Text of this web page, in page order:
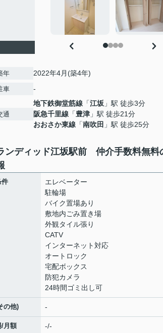
年 2022年4月(築4年)
車 -
通
地下鉄御堂筋線 「江坂 」駅 徒歩3分
阪急千里線 「豊津 」駅 徒歩21分
おおさか東線 「南吹田 」駅 徒歩25分
ンディッド江坂駅前 仲介手数料無料
件
エレベーター
駐輪場
バイク置場あり
敷地内ごみ置き場
外観タイル張り
CATV
インターネット対応
オートロック
宅配ボックス
防犯カメラ
24時間ゴミ出し可
の他) -
/月額 -/-